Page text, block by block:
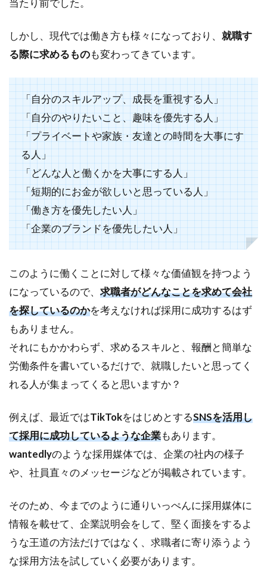
当たり前でした。
しかし、現代では働き方も様々になっており、 就職す
る際に求めるものも変わってきています。
「自分のスキルアップ、成長を重視する人」
「自分のやりたいこと、趣味を優先する人」
「プライベートや家族・友達との時間を大事にす
る人」
「どんな人と働くかを大事にする人」
「短期的にお金が欲しいと思っている人」
「働き方を優先したい人」
「企業のブランドを優先したい人」
このように働くことに対して様々な価値観を持つよう
になっているので、 求職者がどんなことを求めて会社
を探しているのかを考えなければ採用に成功するはず
もありません。
それにもかかわらず、求めるスキルと、報酬と簡単な
労働条件を書いているだけで、就職したいと思ってく
れる人が集まってくると思いますか？
例えば、最近ではTikTokをはじめとするSNSを活用し
て採用に成功しているような企業もあります。
wantedlyのような採用媒体では、企業の社内の様子
や、社員直々のメッセージなどが掲載されています。
そのため、今までのように通りいっぺんに採用媒体に
情報を載せて、企業説明会をして、堅く面接をするよ
うな王道の方法だけではなく、求職者に寄り添うよう
な採用方法を試していく必要があります。